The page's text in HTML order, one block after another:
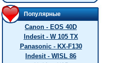
Популярные
Canon - EOS 40D
Indesit - W 105 TX
Panasonic - KX-F130
Indesit - WISL 86